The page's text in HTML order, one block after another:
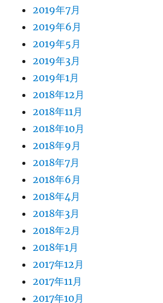
2019年7月
2019年6月
2019年5月
2019年3月
2019年1月
2018年12月
2018年11月
2018年10月
2018年9月
2018年7月
2018年6月
2018年4月
2018年3月
2018年2月
2018年1月
2017年12月
2017年11月
2017年10月